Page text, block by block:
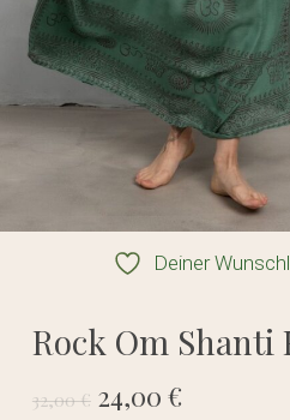
Deiner
Rock Om Shanti
32,00€ Ursprünglicher
24,00 €Aktueller